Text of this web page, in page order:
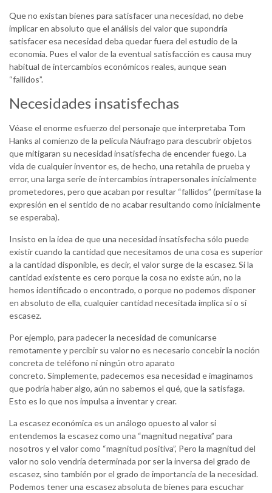
Que no existan bienes para satisfacer una necesidad, no debe
implicar en absoluto que el análisis del valor que supondría
satisfacer esa necesidad deba quedar fuera del estudio de la
economía. Pues el valor de la eventual satisfacción es causa muy
habitual de intercambios económicos reales, aunque sean
“fallidos”.
Necesidades insatisfechas
Véase el enorme esfuerzo del personaje que interpretaba Tom
Hanks al comienzo de la película Náufrago para descubrir objetos
que mitigaran su necesidad insatisfecha de encender fuego. La
vida de cualquier inventor es, de hecho, una retahíla de prueba y
error, una larga serie de intercambios intrapersonales inicialmente
prometedores, pero que acaban por resultar “fallidos” (permítase la
expresión en el sentido de no acabar resultando como inicialmente
se esperaba).
Insisto en la idea de que una necesidad insatisfecha sólo puede
existir cuando la cantidad que necesitamos de una cosa es superior
a la cantidad disponible, es decir, el valor surge de la escasez. Si la
cantidad existente es cero porque la cosa no existe aún, no la
hemos identificado o encontrado, o porque no podemos disponer
en absoluto de ella, cualquier cantidad necesitada implica sí o sí
escasez.
Por ejemplo, para padecer la necesidad de comunicarse
remotamente y percibir su valor no es necesario concebir la noción
concreta de teléfono ni ningún otro aparato
concreto. Simplemente, padecemos esa necesidad e imaginamos
que podría haber algo, aún no sabemos el qué, que la satisfaga.
Esto es lo que nos impulsa a inventar y crear.
La escasez económica es un análogo opuesto al valor si
entendemos la escasez como una “magnitud negativa” para
nosotros y el valor como “magnitud positiva”, Pero la magnitud del
valor no solo vendría determinada por ser la inversa del grado de
escasez, sino también por el grado de importancia de la necesidad.
Podemos tener una escasez absoluta de bienes para escuchar